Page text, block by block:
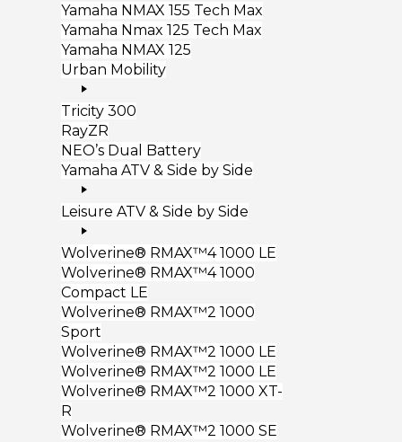
Yamaha NMAX 155 Tech Max
Yamaha Nmax 125 Tech Max
Yamaha NMAX 125
Urban Mobility
Tricity 300
RayZR
NEO’s Dual Battery
Yamaha ATV & Side by Side
Leisure ATV & Side by Side
Wolverine® RMAX™4 1000 LE
Wolverine® RMAX™4 1000
Compact LE
Wolverine® RMAX™2 1000
Sport
Wolverine® RMAX™2 1000 LE
Wolverine® RMAX™2 1000 LE
Wolverine® RMAX™2 1000 XT-
R
Wolverine® RMAX™2 1000 SE